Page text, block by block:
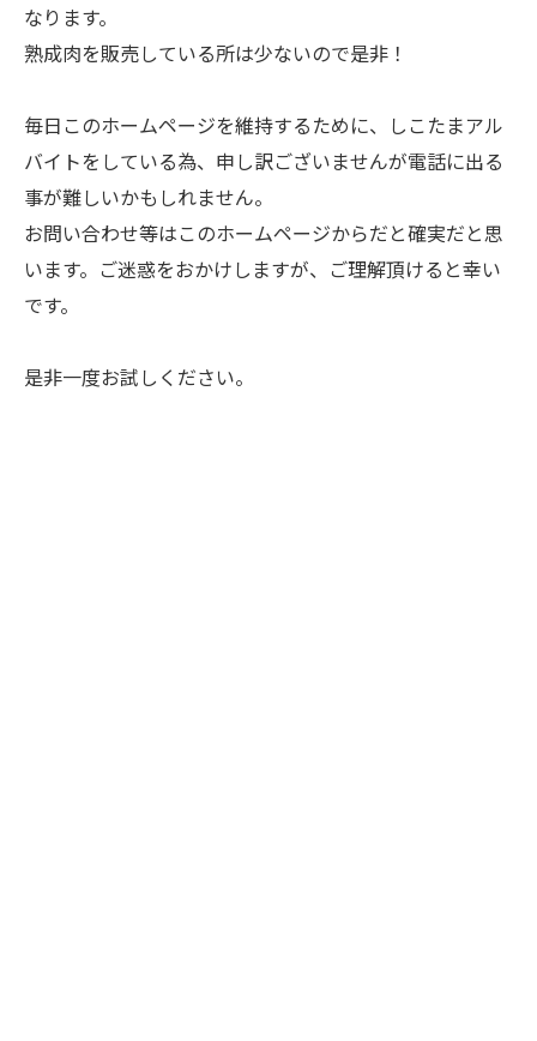
なります。
熟成肉を販売している所は少ないので是非！
毎日このホームページを維持するために、しこたまアル
バイトをしている為、申し訳ございませんが電話に出る
事が難しいかもしれません。
お問い合わせ等はこのホームページからだと確実だと思
います。ご迷惑をおかけしますが、ご理解頂けると幸い
です。
是非一度お試しください。